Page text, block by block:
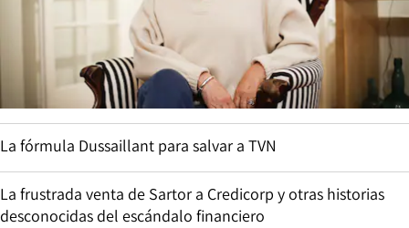
La fórmula Dussaillant para salvar a TVN
La frustrada venta de Sartor a Credicorp y otras historias
desconocidas del escándalo financiero